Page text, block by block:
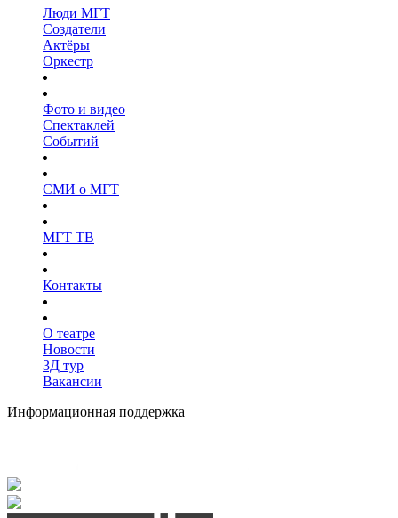
Люди МГТ
Создатели
Актёры
Оркестр
Фото и видео
Спектаклей
Событий
СМИ о МГТ
МГТ ТВ
Контакты
О театре
Новости
3Д тур
Вакансии
Информационная поддержка